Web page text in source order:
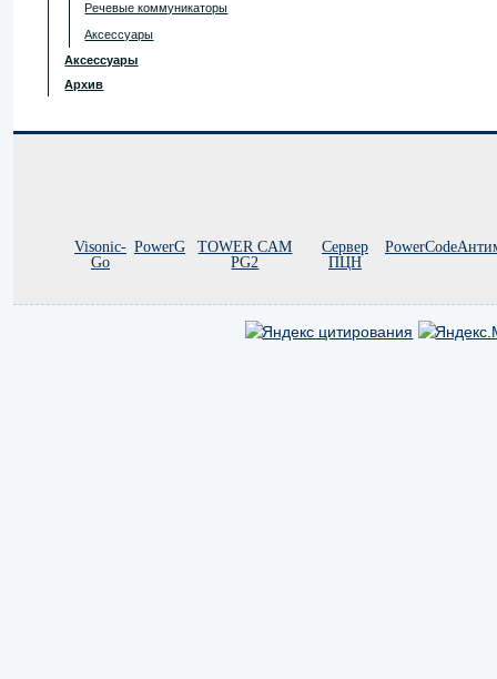
Речевые коммуникаторы
Аксессуары
Аксессуары
Архив
Visonic-
Go
PowerG
TOWER CAM
PG2
Сервер
ПЦН
PowerCode